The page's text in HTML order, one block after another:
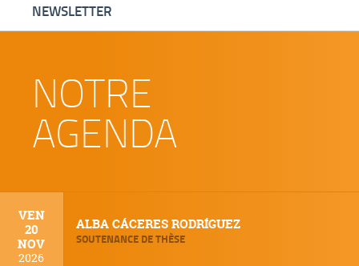
NEWSLETTER
NOTRE
AGENDA
VEN
20
NOV
2026
ALBA CÁCERES RODRÍGUEZ
SOUTENANCE DE THÈSE